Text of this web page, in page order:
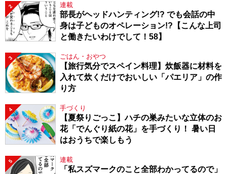
2 連載
部長がヘッドハンティング!? でも会話の中
身は子どものオペレーション!?【こんな上司
と働きたいわけでして！58】
3 ごはん・おやつ
【旅行気分でスペイン料理】炊飯器に材料を
入れて炊くだけでおいしい「パエリア」の作
り方
4 手づくり
【夏祭りごっこ】ハチの巣みたいな立体のお
花「でんぐり紙の花」を手づくり！ 暑い日
はおうちで楽しもう
5 連載
「私スズマークのこと全部わかってるので」